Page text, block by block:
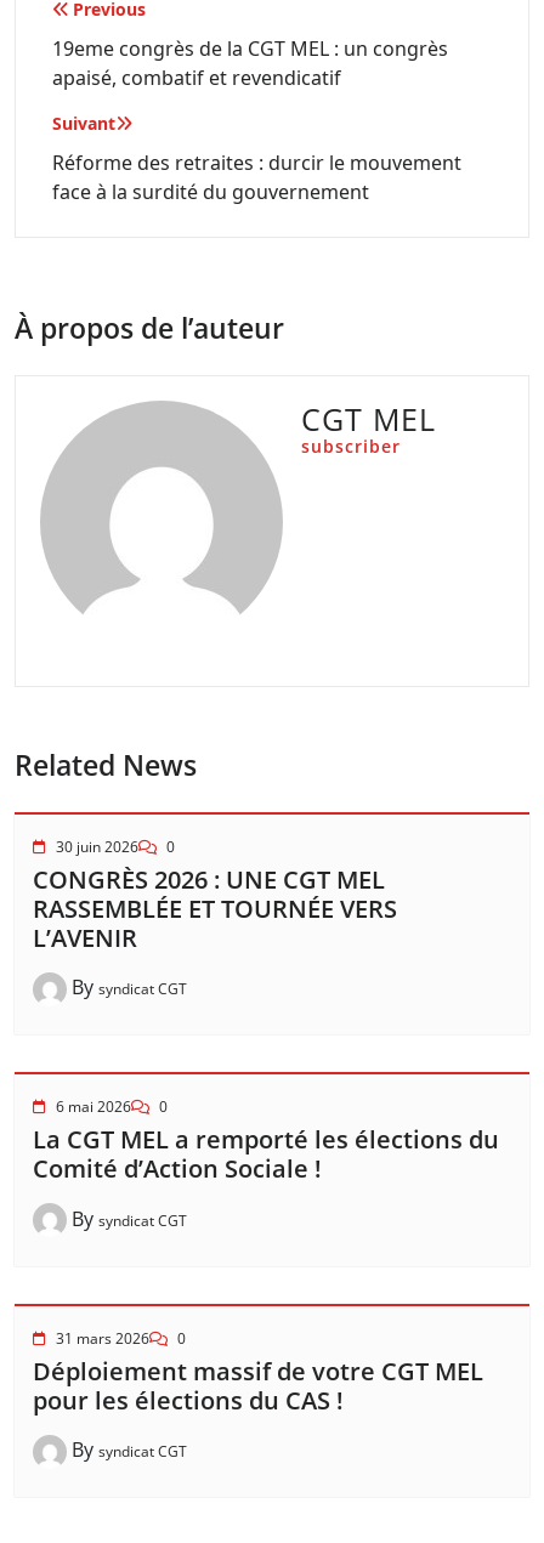
Navigation
de
l’article
Previous
19eme congrès de la CGT MEL : un congrès
apaisé, combatif et revendicatif
Suivant
Réforme des retraites : durcir le mouvement
face à la surdité du gouvernement
À propos de l’auteur
CGT MEL
subscriber
Related News
30 juin 2026 0
CONGRÈS 2026 : UNE CGT MEL
RASSEMBLÉE ET TOURNÉE VERS
L’AVENIR
By syndicat CGT
6 mai 2026 0
La CGT MEL a remporté les élections du
Comité d’Action Sociale !
By syndicat CGT
31 mars 2026 0
Déploiement massif de votre CGT MEL
pour les élections du CAS !
By syndicat CGT